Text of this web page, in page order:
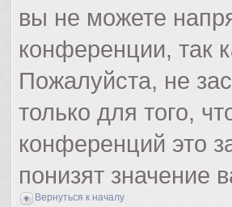
вы не можете
конференции, так
Пожалуйста, не
только для того,
конференций это
понизят значение
Вернуться к началу